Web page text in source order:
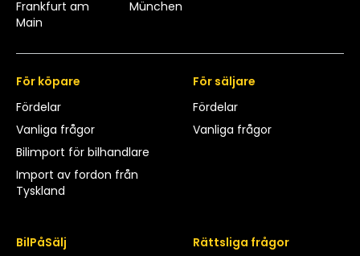
Frankfurt am
Main
München
För köpare
Fördelar
Vanliga frågor
Bilimport för bilhandlare
Import av fordon från
Tyskland
För säljare
Fördelar
Vanliga frågor
BilPåSälj
Rättsliga frågor